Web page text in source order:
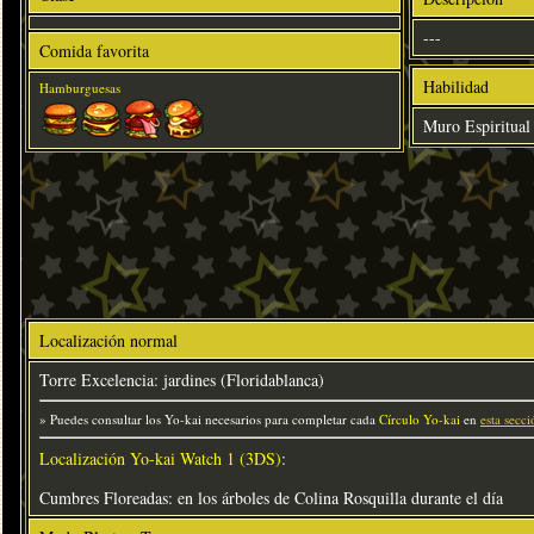
Comida favorita
Hamburguesas
---
Habilidad
Muro Espiritual
Localización normal
Torre Excelencia: jardines (Floridablanca)
» Puedes consultar los Yo-kai necesarios para completar cada Círculo Yo-kai en esta
Localización Yo-kai Watch 1 (3DS):
Cumbres Floreadas: en los árboles de Colina Rosquilla durante el día